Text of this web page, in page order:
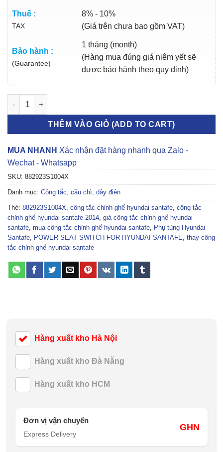
Thuế :
TAX
8% - 10%
(Giá trên chưa bao gồm VAT)
Bảo hành :
(Guarantee)
1 tháng (month)
(Hàng mua đúng giá niêm yết sẽ
được bảo hành theo quy định)
CÔNG TẮC CHỈNH GHẾ HYUNDAI SANTAFE 2014 |
THÊM VÀO GIỎ (ADD TO CART)
MUA NHANH Xác nhận đặt hàng nhanh qua Zalo -
Wechat - Whatsapp
SKU: 882923S1004X
Danh mục: Công tắc, cầu chì, dây điện
Thẻ: 882923S1004X, công tắc chỉnh ghế hyundai santafe, công tắc
chỉnh ghế hyundai santafe 2014, giá công tắc chỉnh ghế hyundai
santafe, mua công tắc chỉnh ghế hyundai santafe, Phụ tùng Hyundai
Santafe, POWER SEAT SWITCH FOR HYUNDAI SANTAFE, thay công
tắc chỉnh ghế hyundai santafe
Hàng xuất kho Hà Nội
Hàng xuất kho Đà Nẵng
Hàng xuất kho HCM
Đơn vị vận chuyển
Express Delivery
GHN